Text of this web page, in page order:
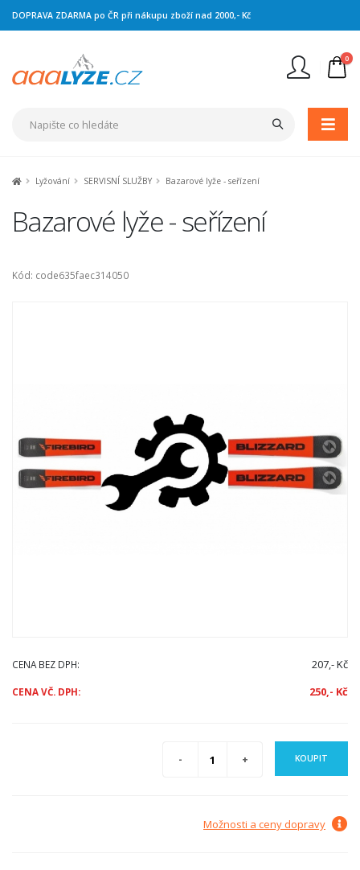
DOPRAVA ZDARMA po ČR při nákupu zboží nad 2000,- Kč
0
Lyžování SERVISNÍ SLUŽBY Bazarové lyže - seřízení
Bazarové lyže - seřízení
Kód: code635faec314050
CENA BEZ DPH: 207,- Kč
CENA VČ. DPH: 250,- Kč
KOUPIT
Možnosti a ceny dopravy